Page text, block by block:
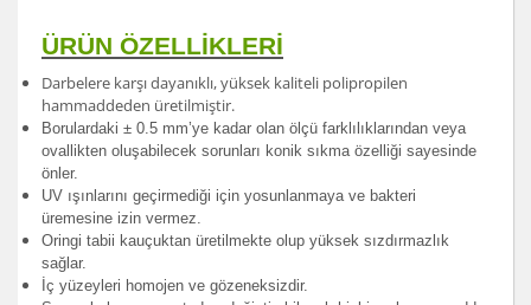
ÜRÜN ÖZELLİKLERİ
Darbelere karşı dayanıklı, yüksek kaliteli polipropilen
hammaddeden üretilmiştir.
Borulardaki ± 0.5 mm’ye kadar olan ölçü farklılıklarından veya
ovallikten oluşabilecek sorunları konik sıkma özelliği sayesinde
önler.
UV ışınlarını geçirmediği için yosunlanmaya ve bakteri
üremesine izin vermez.
Oringi tabii kauçuktan üretilmekte olup yüksek sızdırmazlık
sağlar.
İç yüzeyleri homojen ve gözeneksizdir.